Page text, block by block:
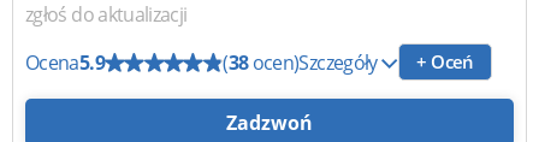
zgłoś do aktualizacji
Ocena5.9 (38ocen)Szczegóły + Oceń
Zadzwoń